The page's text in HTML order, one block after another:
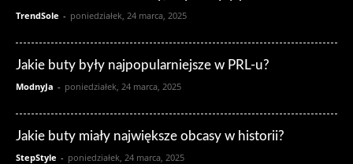
TrendSole - poniedziałek, 24 marca, 2025
Jakie buty były najpopularniejsze w PRL-u?
ModnyJa - poniedziałek, 24 marca, 2025
Jakie buty miały największe obcasy w historii?
StepStyle - poniedziałek, 24 marca, 2025